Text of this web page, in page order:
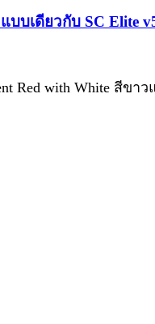
บบเดียวกับ SC Elite
Red with White สีขา